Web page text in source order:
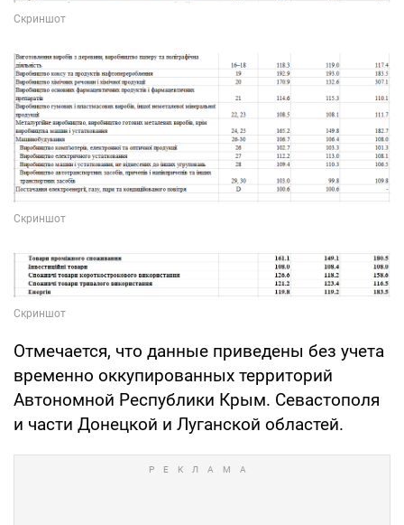
Отмечается, что данные приведены без учета
временно оккупированных территорий
Автономной Республики Крым. Севастополя
и части Донецкой и Луганской областей.